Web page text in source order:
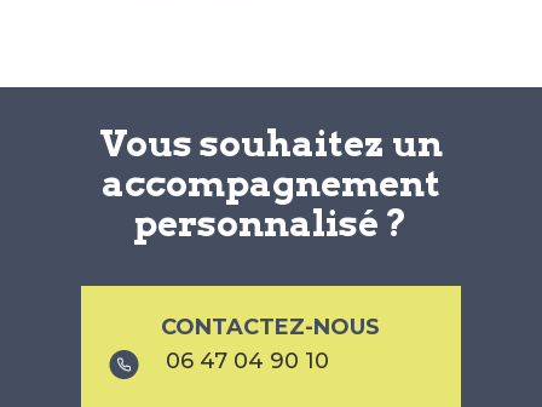
Vous souhaitez un
accompagnement
personnalisé ?
CONTACTEZ-NOUS
06 47 04 90 10